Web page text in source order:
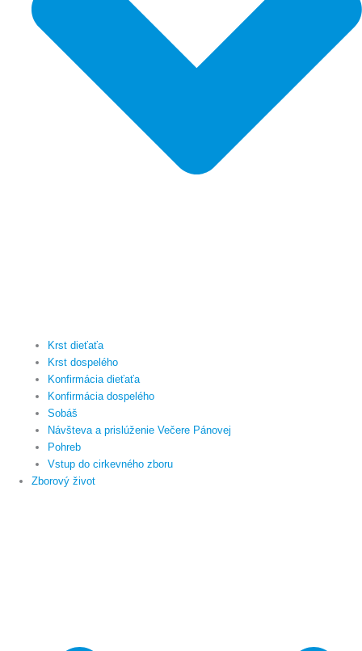
Krst dieťaťa
Krst dospelého
Konfirmácia dieťaťa
Konfirmácia dospelého
Sobáš
Návšteva a prislúženie Večere Pánovej
Pohreb
Vstup do cirkevného zboru
Zborový život